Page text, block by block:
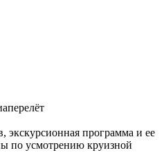
экскурсионная программа и ее
по усмотрению круизной